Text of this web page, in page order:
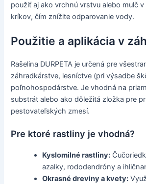
použiť aj ako vrchnú vrstvu alebo mulč
kríkov, čím znížite odparovanie vody.
Použitie a aplikácia v
Rašelina DURPETA je určená pre
záhradkárstve, lesníctve (pri výsadbe
poľnohospodárstve. Je vhodná na
substrát alebo ako dôležitá zložka pre
pestovateľských zmesí.
Pre ktoré rastliny je vhodná?
Kyslomilné rastliny:
azalky, rododendróny a
Okrasné dreviny a kvety: